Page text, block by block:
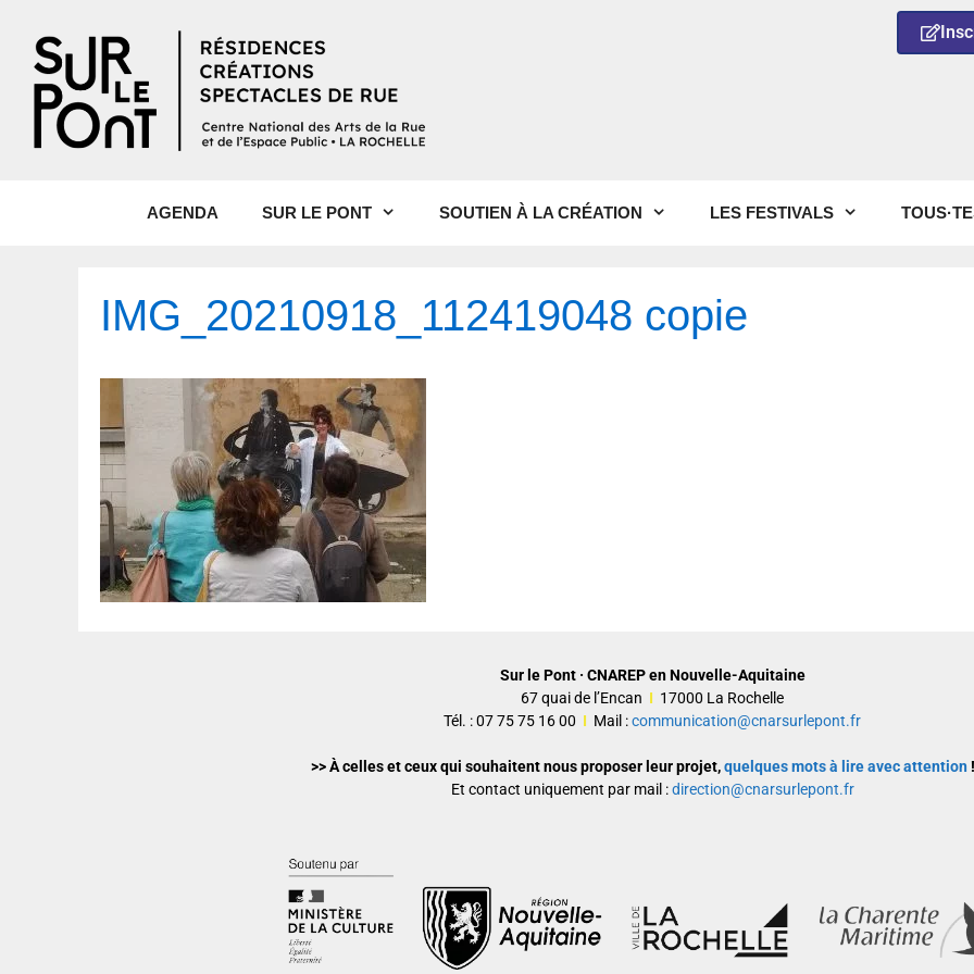
AGENDA SUR LE PONT SOUTIEN À LA CRÉATION LES FESTIVALS
IMG_20210918_112419048 copie
Sur le Pont · CNAREP en Nouvelle-Aquitaine
67 quai de l’Encan I 17000 La Rochelle
Tél. : 07 75 75 16 00 I Mail :communication@cnarsurlepont.fr
>> À celles et ceux qui souhaitent nous proposer leur projet,quelques mots à lire avec attention
Et contact uniquement par mail :direction@cnarsurlepont.fr